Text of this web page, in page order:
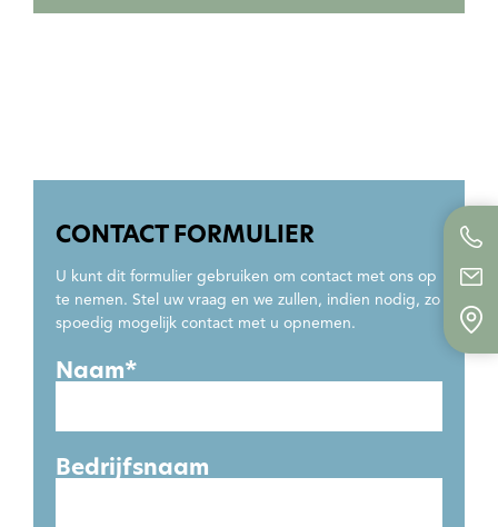
CONTACT FORMULIER
U kunt dit formulier gebruiken om contact met ons op
te nemen. Stel uw vraag en we zullen, indien nodig, zo
spoedig mogelijk contact met u opnemen.
Naam*
Bedrijfsnaam